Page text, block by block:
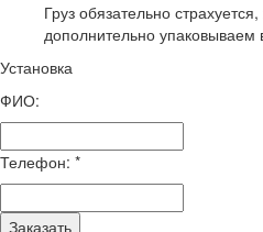
Груз обязательно
дополнительно упаковываем
Установка
ФИО:
Телефон: *
Заказать